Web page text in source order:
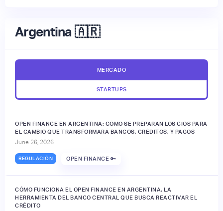
Argentina 🇦🇷
MERCADO
STARTUPS
OPEN FINANCE EN ARGENTINA: CÓMO SE PREPARAN LOS CIOS PARA
EL CAMBIO QUE TRANSFORMARÁ BANCOS, CRÉDITOS, Y PAGOS
June 26, 2026
REGULACIÓN OPEN FINANCE 🔑
CÓMO FUNCIONA EL OPEN FINANCE EN ARGENTINA, LA
HERRAMIENTA DEL BANCO CENTRAL QUE BUSCA REACTIVAR EL
CRÉDITO